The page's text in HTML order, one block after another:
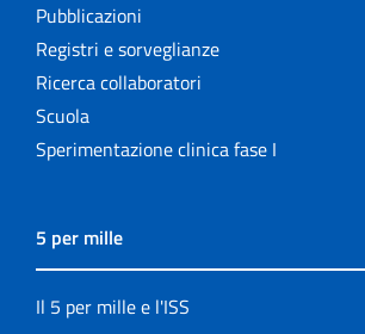
Pubblicazioni
Registri e sorveglianze
Ricerca collaboratori
Scuola
Sperimentazione clinica fase I
5 per mille
Il 5 per mille e l'ISS